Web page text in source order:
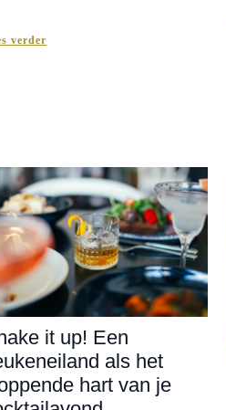
verder
it up! Een
als het
hart van je